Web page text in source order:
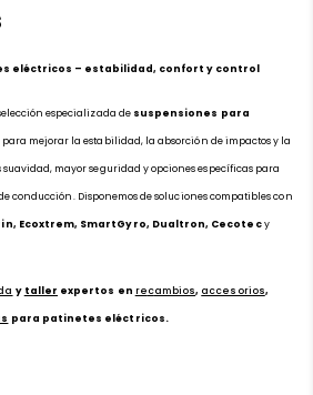
eléctricos – estabilidad, confort y control
especializada de suspensiones para
para mejorar la estabilidad, la absorción de impactos y la
mayor seguridad y opciones específicas para
conducción. Disponemos de soluciones compatibles con
Ecoxtrem, SmartGyro, Dualtron, Cecotecy
y taller expertos en recambios, accesorios,
para patinetes eléctricos.